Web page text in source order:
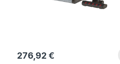
276,92€